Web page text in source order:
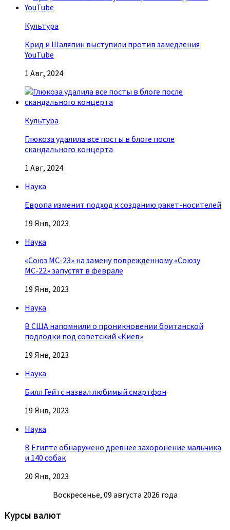
Культура
Крид и Шаляпин выступили против замедления
YouTube
1 Авг, 2024
Культура
Глюкоза удалила все посты в блоге после
скандального концерта
1 Авг, 2024
Наука
Европа изменит подход к созданию ракет-носителей
19 Янв, 2023
Наука
«Союз МС-23» на замену поврежденному «Союзу
МС-22» запустят в феврале
19 Янв, 2023
Наука
В США напомнили о проникновении британской
подлодки под советский «Киев»
19 Янв, 2023
Наука
Билл Гейтс назвал любимый смартфон
19 Янв, 2023
Наука
В Египте обнаружено древнее захоронение мальчика
и 140 собак
20 Янв, 2023
Воскресенье, 09 августа 2026 года
Курсы валют